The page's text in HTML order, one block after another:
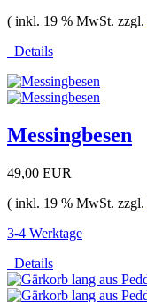
( inkl. 19 % MwSt. zzgl.
Details
Messingbesen
49,00 EUR
( inkl. 19 % MwSt. zzgl.
3-4 Werktage
Details